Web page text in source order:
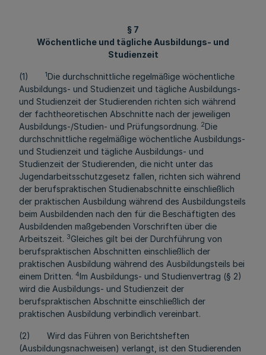
§ 7
Wöchentliche und tägliche Ausbildungs- und
Studienzeit
(1) 1Die durchschnittliche regelmäßige wöchentliche
Ausbildungs- und Studienzeit und tägliche Ausbildungs-
und Studienzeit der Studierenden richten sich während
der fachtheoretischen Abschnitte nach der jeweiligen
Ausbildungs-/Studien- und Prüfungsordnung. 2Die
durchschnittliche regelmäßige wöchentliche Ausbildungs-
und Studienzeit und tägliche Ausbildungs- und
Studienzeit der Studierenden, die nicht unter das
Jugendarbeitsschutzgesetz fallen, richten sich während
der berufspraktischen Studienabschnitte einschließlich
der praktischen Ausbildung während des Ausbildungsteils
beim Ausbildenden nach den für die Beschäftigten des
Ausbildenden maßgebenden Vorschriften über die
Arbeitszeit. 3Gleiches gilt bei der Durchführung von
berufspraktischen Abschnitten einschließlich der
praktischen Ausbildung während des Ausbildungsteils bei
einem Dritten. 4Im Ausbildungs- und Studienvertrag (§ 2)
wird die Ausbildungs- und Studienzeit der
berufspraktischen Abschnitte einschließlich der
praktischen Ausbildung verbindlich vereinbart.
(2) Wird das Führen von Berichtsheften
(Ausbildungsnachweisen) verlangt, ist den Studierenden